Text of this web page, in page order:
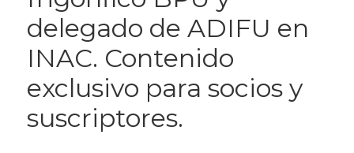
delegado de ADIFU en
INAC. Contenido
exclusivo para socios y
suscriptores.